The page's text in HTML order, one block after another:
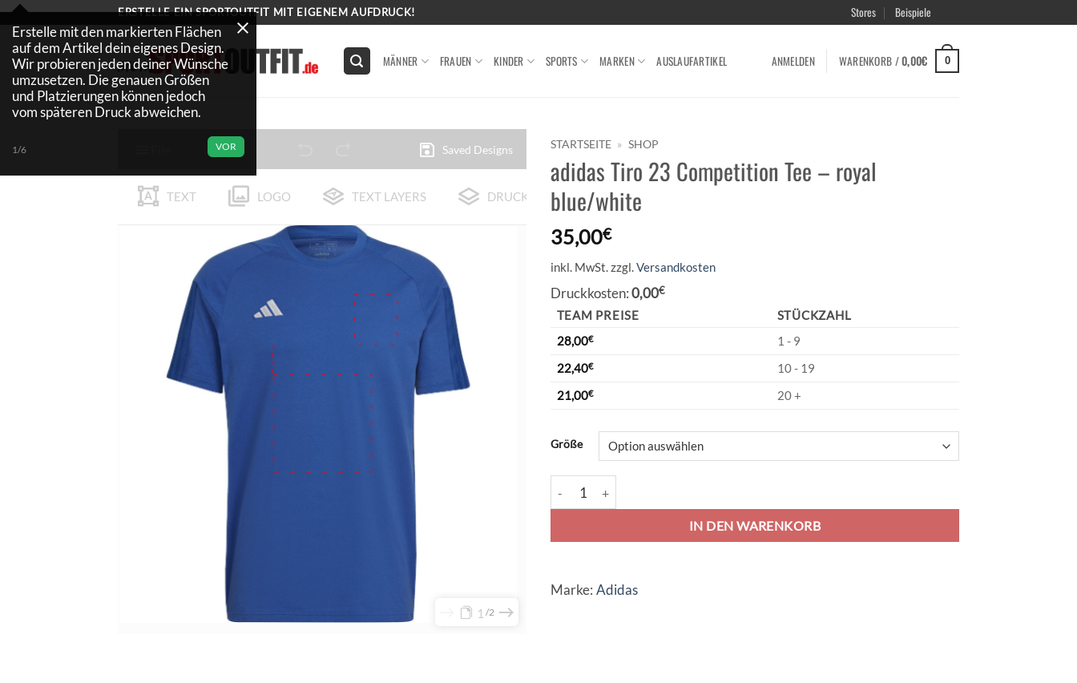
Zum
Inhalt
springen
ERSTELLE EIN SPORTOUTFIT MIT EIGENEM AUFDRUCK! Stores Beispiele
MÄNNER FRAUEN KINDER SPORTS MARKEN AUSLAUFARTIKEL ANMELDEN WARENKORB /0,00€ 0
Saved Designs
TEXT LOGO TEXT LAYERS DRUCK-BEISPIELE
1 2
STARTSEITE » SHOP
adidas Tiro 23 Competition Tee – royal
blue/white
35,00€
inkl. MwSt.zzgl.Versandkosten
Druckkosten:0,00€
TEAM PREISE
STÜCKZAHL
28,00€
1 - 9
22,40€
10 - 19
21,00€ 20 +
Größe
adidas Tiro 23 Competition Tee - royal blue/white Menge
IN DEN WARENKORB
Alternative:
Marke: Adidas
Erstelle mit den markierten Flächen
auf dem Artikel dein eigenes Design.
Wir probieren jeden deiner Wünsche
umzusetzen. Die genauen Größen
und Platzierungen können jedoch
vom späteren Druck abweichen.
VOR
1/6